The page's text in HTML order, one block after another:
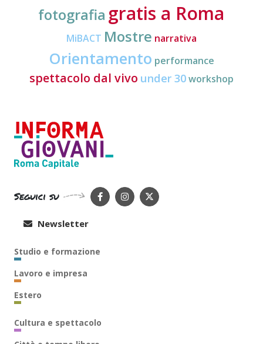
fotografia gratis a Roma
MiBACT Mostre narrativa
Orientamento performance
spettacolo dal vivo under 30workshop
Seguici su
Newsletter
Studio e formazione
Lavoro e impresa
Estero
Cultura e spettacolo